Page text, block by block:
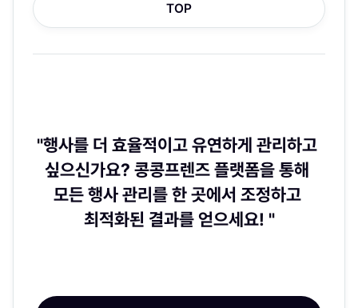
TOP
"행사를 더 효율적이고 유연하게 관리하고
싶으신가요? 콩콩프렌즈 플랫폼을 통해
모든 행사 관리를 한 곳에서 조정하고
최적화된 결과를 얻으세요! "